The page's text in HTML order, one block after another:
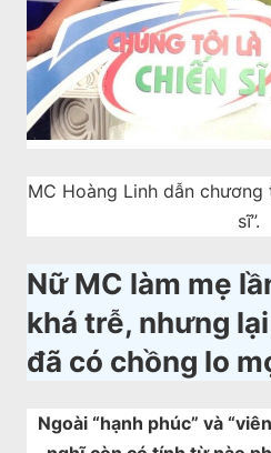
MC Hoàng Linh dẫn
sĩ”.
Nữ MC làm mẹ
khá trễ, nhưng
đã có chồng lo
Ngoài “hạnh phúc” và